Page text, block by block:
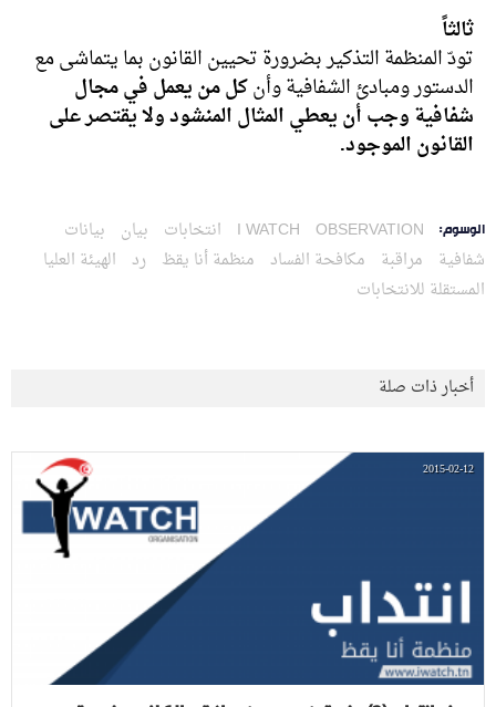
ثالثاً
تودّ المنظمة التذكير بضرورة تحيين القانون بما يتماشى مع
الدستور ومبادئ الشفافية وأنكل من يعمل في مجال
شفافية وجب أن يعطي المثال المنشود ولا يقتصر على
القانون الموجود.
الوسوم: I WATCH OBSERVATION انتخابات بيان بيانات
شفافية مراقبة مكافحة الفساد منظمة أنا يقظ رد الهيئة العليا
المستقلة للانتخابات
أخبار ذات صلة
2015-02-12